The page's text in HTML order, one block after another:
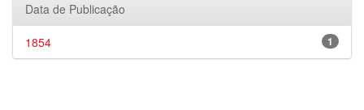
Data de Publicação
1
1854